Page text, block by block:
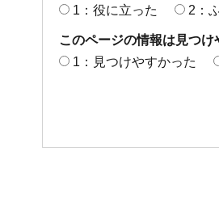
1：役に立った
2：
このページの情報は見つけ
1：見つけやすかった